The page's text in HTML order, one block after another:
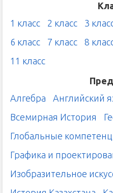
1 класс
2 класс 3
6 класс
7 класс 8
11 класс
Алгебра
Английский
Всемирная История
Глобальные
Графика и
Изобразительное